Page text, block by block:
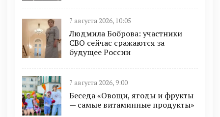
7 августа 2026, 10:05
Людмила Боброва: участники
СВО сейчас сражаются за
будущее России
7 августа 2026, 9:00
Беседа «Овощи, ягоды и фрукты
— самые витаминные продукты»